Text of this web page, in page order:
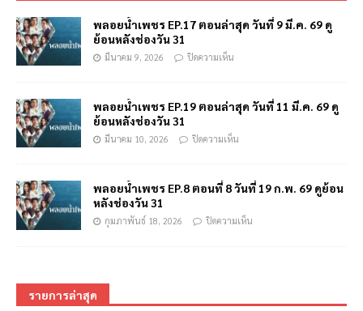
พลอยน้ำเพชร EP.17 ตอนล่าสุด วันที่ 9 มี.ค. 69 ดู
ย้อนหลังช่องวัน 31
มีนาคม 9, 2026 ปิดความเห็น
พลอยน้ำเพชร EP.19 ตอนล่าสุด วันที่ 11 มี.ค. 69 ดู
ย้อนหลังช่องวัน 31
มีนาคม 10, 2026 ปิดความเห็น
พลอยน้ำเพชร EP.8 ตอนที่ 8 วันที่ 19 ก.พ. 69 ดูย้อน
หลังช่องวัน 31
กุมภาพันธ์ 18, 2026 ปิดความเห็น
รายการล่าสุด